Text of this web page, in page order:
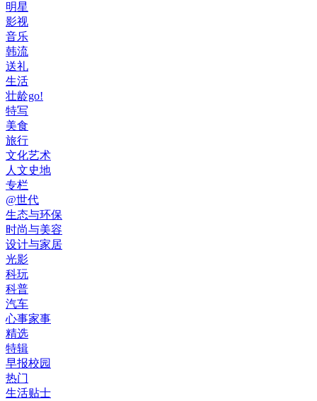
明星
影视
音乐
韩流
送礼
生活
壮龄go!
特写
美食
旅行
文化艺术
人文史地
专栏
@世代
生态与环保
时尚与美容
设计与家居
光影
科玩
科普
汽车
心事家事
精选
特辑
早报校园
热门
生活贴士